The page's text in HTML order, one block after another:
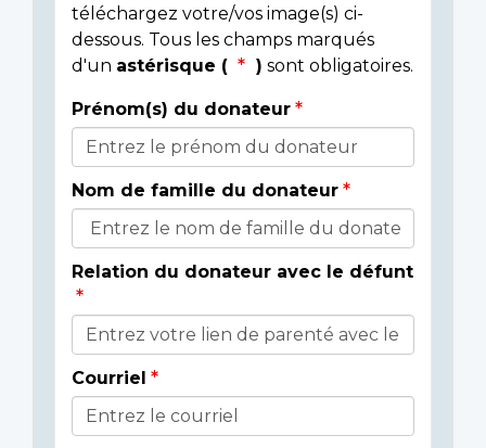
téléchargez votre/vos image(s) ci-
dessous. Tous les champs marqués
d'un astérisque ( ) sont obligatoires.
Détails
du
donateur
Prénom(s) du donateur
Nom de famille du donateur
Relation du donateur avec le défunt
Courriel